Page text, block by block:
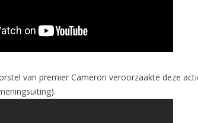
van premier Cameron veroorzaakte deze